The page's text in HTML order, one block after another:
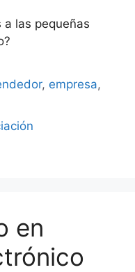
a las pequeñas
, empresa,
en